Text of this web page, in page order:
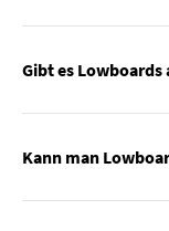
Gibt es Lowboards
Kann man